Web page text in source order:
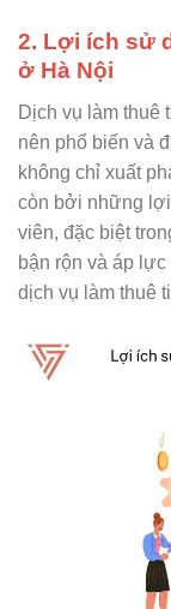
2. Lợi ích sử
ở Hà Nội
Dịch vụ làm thuê
nên phổ biến và
không chỉ xuất
còn bởi những lợi
viên, đặc biệt
bận rộn và áp
dịch vụ làm thuê